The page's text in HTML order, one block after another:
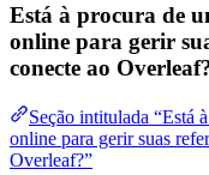
Está à procura de
online para gerir
conecte ao
Seção intitulada “Está
online para gerir suas
Overleaf?”